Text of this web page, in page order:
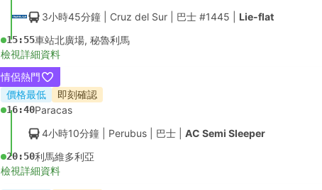
3小時45分鐘 | Cruz del Sur 巴士 #1445 Lie-flat
15:55車站北廣場, 秘魯利馬
檢視詳細資料
情侶熱門
價格最低
即刻確認
16:40Paracas
4小時10分鐘 | Perubus 巴士 AC Semi Sleeper
20:50利馬維多利亞
檢視詳細資料